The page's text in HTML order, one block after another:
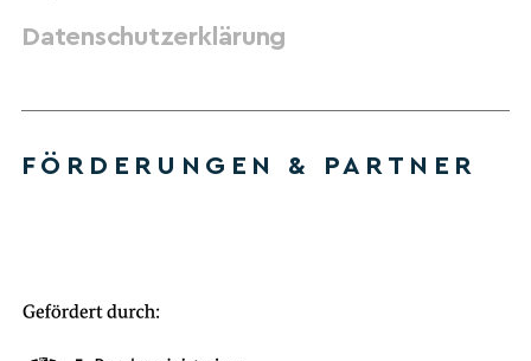
Datenschutzerklärung
FÖRDERUNGEN & PARTNER